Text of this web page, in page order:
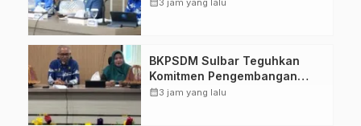
3 jam yang lalu
BKPSDM Sulbar Teguhkan
Komitmen Pengembangan
Kompetensi ASN melalui
calendar_month3 jam yang lalu